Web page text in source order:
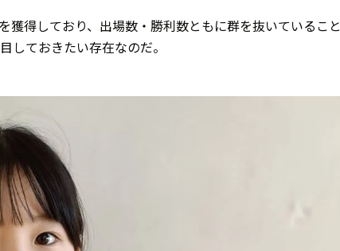
得しており、出場数・勝利数ともに群を抜いていること
しておきたい存在なのだ。